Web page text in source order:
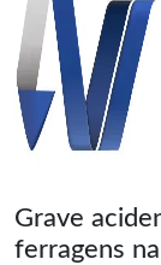
Grave
ferragens